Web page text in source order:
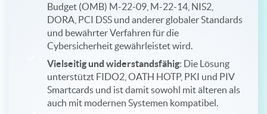
Budget (OMB) M-22-09, M-22-14, NIS2,
DORA, PCI DSS und anderer globaler Standards
und bewährter Verfahren für die
Cybersicherheit gewährleistet wird.
Vielseitig und widerstandsfähig: Die Lösung
unterstützt FIDO2, OATH HOTP, PKI und PIV
Smartcards und ist damit sowohl mit älteren als
auch mit modernen Systemen kompatibel.